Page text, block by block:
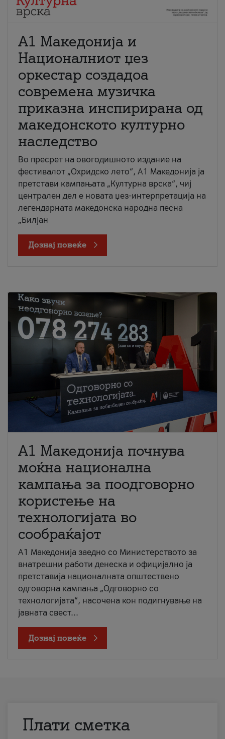
А1 Македонија и
Националниот џез
оркестар создадоа
современа музичка
приказна инспирирана од
македонското културно
наследство
Во пресрет на овогодишното издание на
фестивалот „Охридско лето“, А1 Македонија ја
претстави кампањата „Културна врска“, чиј
централен дел е новата џез-интерпретација на
легендарната македонска народна песна
„Билјан
Дознај повеќе
A1 Македонија почнува
моќна национална
кампања за поодговорно
користење на
технологијата во
сообраќајот
A1 Македонија заедно со Министерството за
внатрешни работи денеска и официјално ја
претставија националната општествено
одговорна кампања „Одговорно со
технологијата“, насочена кон подигнување на
јавната свест...
Дознај повеќе
Плати сметка